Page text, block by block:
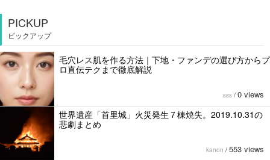
PICKUP
ピックアップ
毛穴レス肌を作る方法｜下地・ファンデの選び方からプ
ロ直伝テクまで徹底解説
sss / 0 views
世界遺産「首里城」火災発生７棟焼失。2019.10.31の
悲劇まとめ
kanon / 553 views